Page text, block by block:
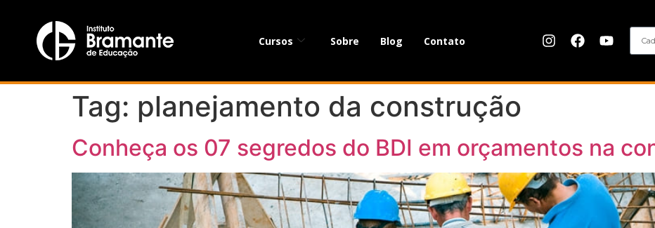
Cursos Sobre Blog Contato
Tag: planejamento da construção
Conheça os 07 segredos do BDI em orçamentos na